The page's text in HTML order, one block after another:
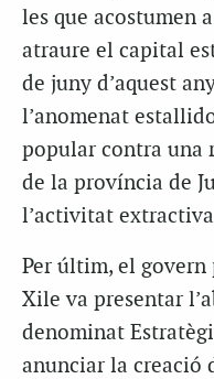
les que acostumen
atraure el capital
de juny d’aquest
l’anomenat
popular contra una
de la província de
l’activitat
Per últim, el
Xile va presentar
denominat
anunciar la creació